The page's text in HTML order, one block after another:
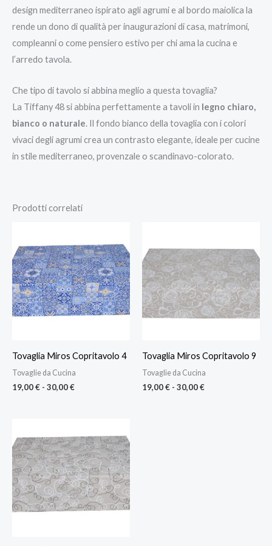
design mediterraneo ispirato agli agrumi e al bordo maiolica la
rende un dono di qualità per inaugurazioni di casa, matrimoni,
compleanni o come pensiero estivo per chi ama la cucina e
l’arredo tavola.
Che tipo di tavolo si abbina meglio a questa tovaglia?
La Tiffany 48 si abbina perfettamente a tavoli in legno chiaro,
bianco o naturale. Il fondo bianco della tovaglia con i colori
vivaci degli agrumi crea un contrasto elegante, ideale per cucine
in stile mediterraneo, provenzale o scandinavo-colorato.
Prodotti correlati
Tovaglia Miros Copritavolo 4
Tovaglie da Cucina
19,00€ - 30,00€
prezzo:
da
19,00 €
a
30,00 €
Tovaglia Miros Copritavolo 9
Tovaglie da Cucina
19,00€ - 30,00€
prezzo:
da
19,00 €
a
30,00 €
prezzo:
da
19,00 €
a
30,00 €